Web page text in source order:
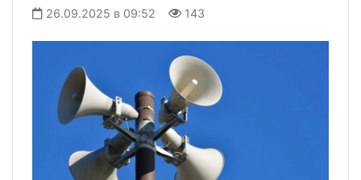
26.09.2025 в 09:52 143